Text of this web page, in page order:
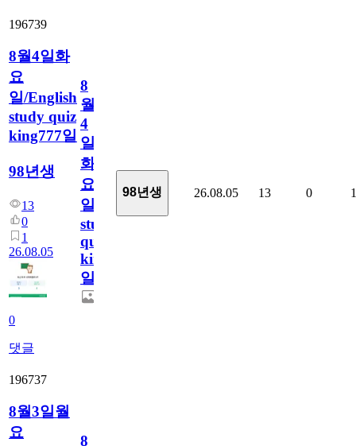
196739
8월4일화
요
일/English
study quiz
king777일
98년생
13
0
1
26.08.05
0
댓글
8
월
4
일
화
요
일/English
study
quiz
king777
일
98년생 26.08.05 13 0 1
196737
8월3일월
요
8